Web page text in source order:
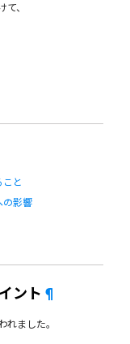
、
と
の影響
ント ¶
ました。